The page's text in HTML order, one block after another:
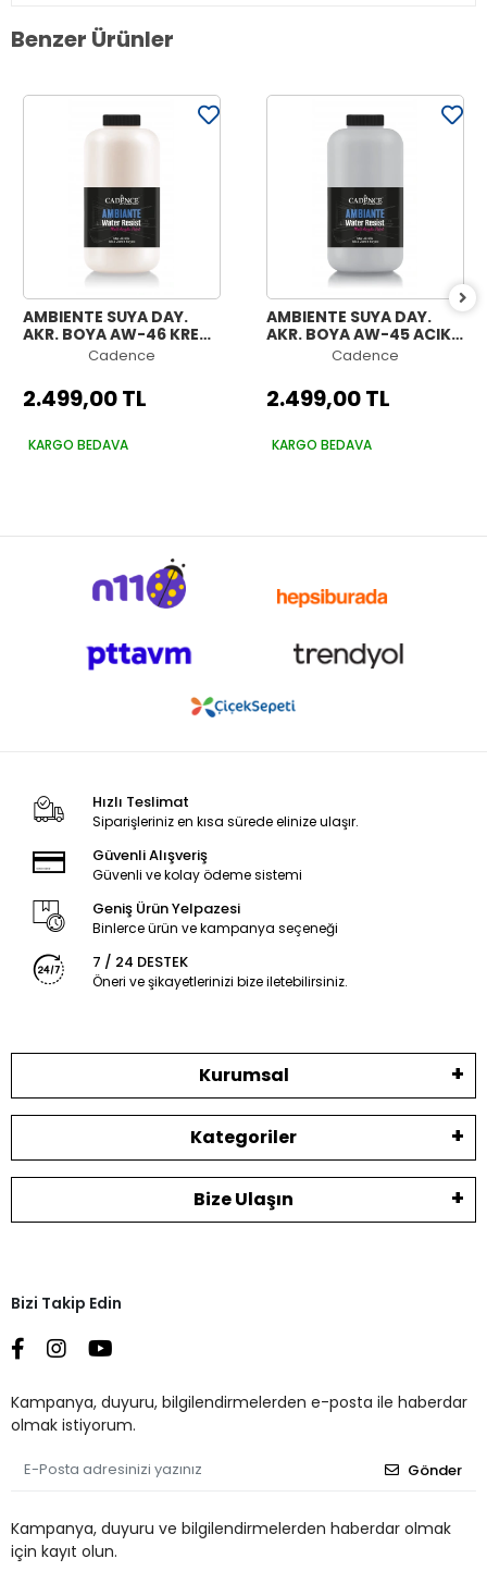
Benzer Ürünler
AMBIENTE SUYA DAY.
AKR. BOYA AW-46 KREM
2000ML + KATALİZÖR
Cadence
2.499,00 TL
KARGO BEDAVA
AMBIENTE SUYA DAY.
AKR. BOYA AW-45 AÇIK
GRİ 2000ML +
Cadence
2.499,00 TL
KARGO BEDAVA
Hızlı Teslimat
Siparişleriniz en kısa sürede elinize ulaşır.
Güvenli Alışveriş
Güvenli ve kolay ödeme sistemi
Geniş Ürün Yelpazesi
Binlerce ürün ve kampanya seçeneği
7 / 24 DESTEK
Öneri ve şikayetlerinizi bize iletebilirsiniz.
Kurumsal
Kategoriler
Bize Ulaşın
Bizi Takip Edin
Kampanya, duyuru, bilgilendirmelerden e-posta ile haberdar
olmak istiyorum.
Gönder
Kampanya, duyuru ve bilgilendirmelerden haberdar olmak
için kayıt olun.